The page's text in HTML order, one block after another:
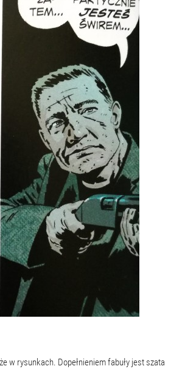
w rysunkach. Dopełnieniem fabuły jest szata